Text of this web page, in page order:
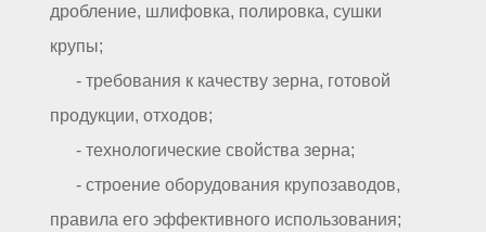
дробление, шлифовка, полировка, сушки
крупы;
- требования к качеству зерна, готовой
продукции, отходов;
- технологические свойства зерна;
- строение оборудования крупозаводов,
правила его эффективного использования;